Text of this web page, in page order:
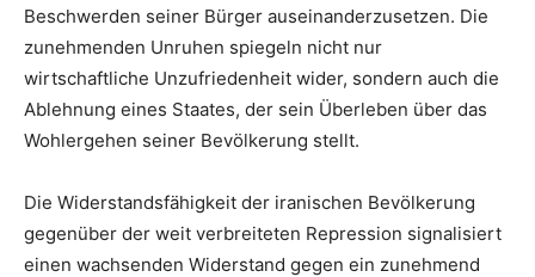
Beschwerden seiner Bürger auseinanderzusetzen. Die
zunehmenden Unruhen spiegeln nicht nur
wirtschaftliche Unzufriedenheit wider, sondern auch die
Ablehnung eines Staates, der sein Überleben über das
Wohlergehen seiner Bevölkerung stellt.
Die Widerstandsfähigkeit der iranischen Bevölkerung
gegenüber der weit verbreiteten Repression signalisiert
einen wachsenden Widerstand gegen ein zunehmend